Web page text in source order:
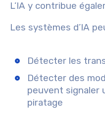
L’IA y contribue
Les systèmes d’IA
Détecter les
Détecter des
peuvent signaler
piratage